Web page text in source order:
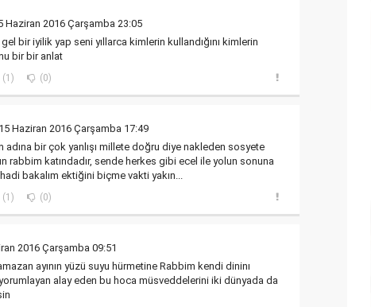
Haziran 2016 Çarşamba 23:05
bir iyilik yap seni yıllarca kimlerin kullandığını kimlerin
bir bir anlat
(1) (0)
Haziran 2016 Çarşamba 17:49
adına bir çok yanlışı millete doğru diye nakleden sosyete
rabbim katındadır, sende herkes gibi ecel ile yolun sonuna
bakalım ektiğini biçme vakti yakın...
(1) (0)
2016 Çarşamba 09:51
ayının yüzü suyu hürmetine Rabbim kendi dininı
alay eden bu hoca müsveddelerini iki dünyada da